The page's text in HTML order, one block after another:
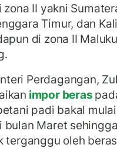
II yakni
Timur, dan
di zona II
Perdagangan,
impor beras
padi bakal
bulan Maret
terganggu oleh